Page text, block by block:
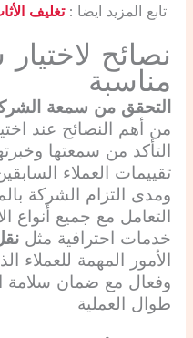
تابع المزيد ايضا :تغليف
نصائح
مناسبة
التحقق من سمعة
من أهم النصائح عند
التأكد من سمعتها
تقييمات العملاء
ومدى التزام الشركة
التعامل مع جميع أنواع
خدمات احترافية مثل
الأمور المهمة للعملاء
وفعال مع ضمان سلامة
طوال العملية